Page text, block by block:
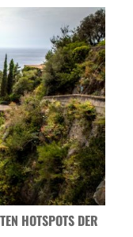
HOTSPOTS DER A